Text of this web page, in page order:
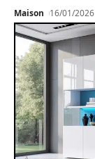
Maison 16/01/2026